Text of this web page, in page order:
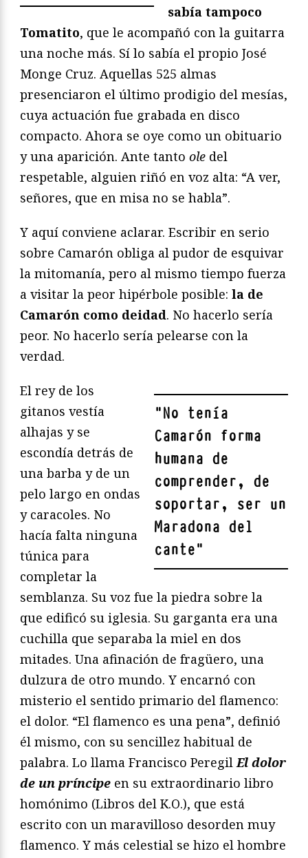
sabía tampoco
Tomatito, que le acompañó con la guitarra
una noche más. Sí lo sabía el propio José
Monge Cruz. Aquellas 525 almas
presenciaron el último prodigio del mesías,
cuya actuación fue grabada en disco
compacto. Ahora se oye como un obituario
y una aparición. Ante tanto ole del
respetable, alguien riñó en voz alta: “A ver,
señores, que en misa no se habla”.
Y aquí conviene aclarar. Escribir en serio
sobre Camarón obliga al pudor de esquivar
la mitomanía, pero al mismo tiempo fuerza
a visitar la peor hipérbole posible: la de
Camarón como deidad. No hacerlo sería
peor. No hacerlo sería pelearse con la
verdad.
"No tenía
Camarón forma
humana de
comprender, de
soportar, ser un
Maradona del
cante"
El rey de los
gitanos vestía
alhajas y se
escondía detrás de
una barba y de un
pelo largo en ondas
y caracoles. No
hacía falta ninguna
túnica para
completar la
semblanza. Su voz fue la piedra sobre la
que edificó su iglesia. Su garganta era una
cuchilla que separaba la miel en dos
mitades. Una afinación de fragüero, una
dulzura de otro mundo. Y encarnó con
misterio el sentido primario del flamenco:
el dolor. “El flamenco es una pena”, definió
él mismo, con su sencillez habitual de
palabra. Lo llama Francisco Peregil El dolor
de un príncipe en su extraordinario libro
homónimo (Libros del K.O.), que está
escrito con un maravilloso desorden muy
flamenco. Y más celestial se hizo el hombre